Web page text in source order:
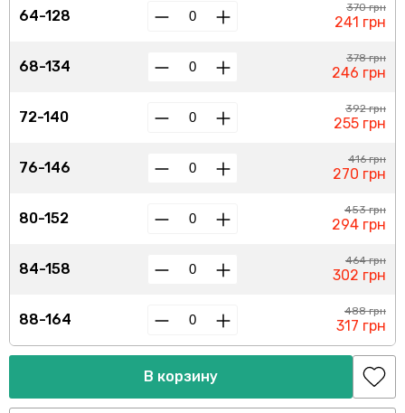
64-128
68-134
72-140
76-146
80-152
84-158
88-164
370 грн
241 грн
378 грн
246 грн
392 грн
255 грн
416 грн
270 грн
453 грн
294 грн
464 грн
302 грн
488 грн
317 грн
В корзину